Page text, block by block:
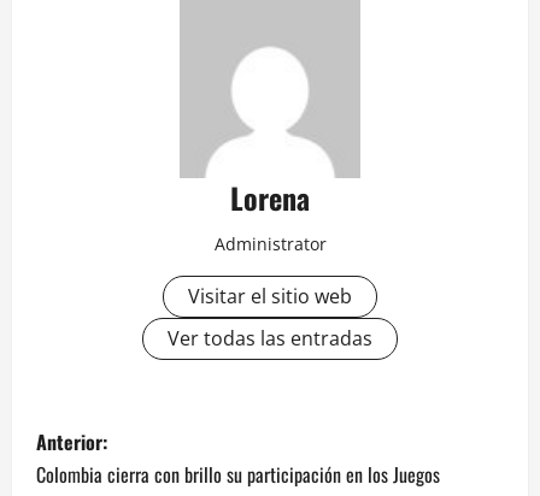
Lorena
Administrator
Visitar el sitio web
Ver todas las entradas
Anterior:
Colombia cierra con brillo su participación en los Juegos